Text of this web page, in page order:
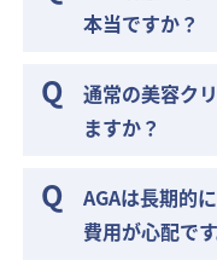
本当ですか？
通常の美容ク
ますか？
AGAは長期的
費用が心配です